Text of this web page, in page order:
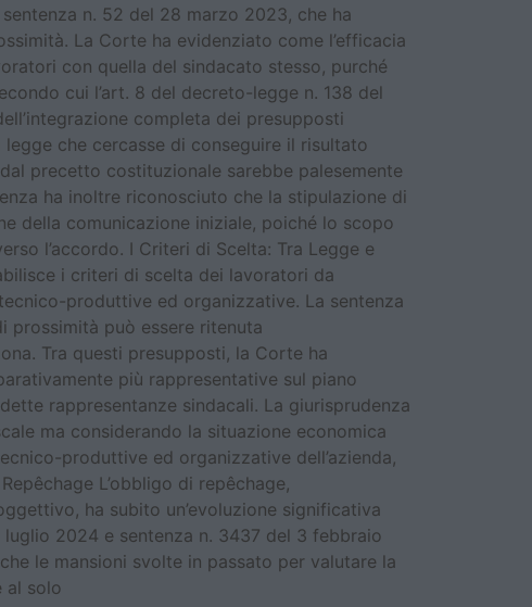
n. 52 del 28 marzo 2023, che ha
La Corte ha evidenziato come l’efficacia
con quella del sindacato stesso, purché
cui l’art. 8 del decreto-legge n. 138 del
completa dei presupposti
che cercasse di conseguire il risultato
precetto costituzionale sarebbe palesemente
ha inoltre riconosciuto che la stipulazione di
della comunicazione iniziale, poiché lo scopo
l’accordo. I Criteri di Scelta: Tra Legge e
i criteri di scelta dei lavoratori da
produttive ed organizzative. La sentenza
prossimità può essere ritenuta
Tra questi presupposti, la Corte ha
più rappresentative sul piano
rappresentanze sindacali. La giurisprudenza
ma considerando la situazione economica
produttive ed organizzative dell’azienda,
L’obbligo di repêchage,
ha subito un’evoluzione significativa
2024 e sentenza n. 3437 del 3 febbraio
le mansioni svolte in passato per valutare la
al solo